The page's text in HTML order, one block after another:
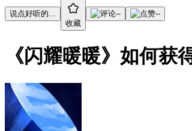
说点好听的...
收藏
-- --
《闪耀暖暖》如何